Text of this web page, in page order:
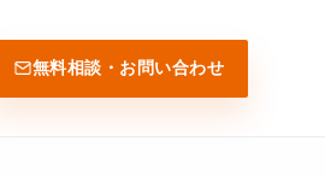
無料相談・お問い合わせ